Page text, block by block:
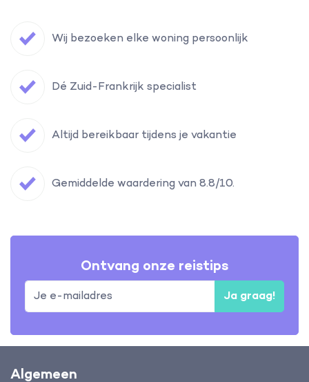
Wij bezoeken elke woning persoonlijk
Dé Zuid-Frankrijk specialist
Altijd bereikbaar tijdens je vakantie
Gemiddelde waardering van 8.8/10.
Ontvang onze reistips
Ja graag!
Algemeen